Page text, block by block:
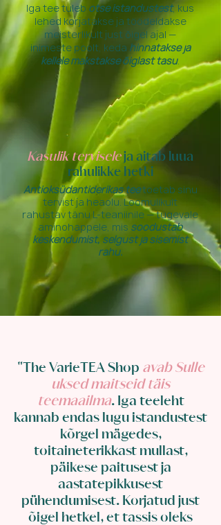
Iga tee tuleb otse istandustest, kus
lehed korjatakse ja töödeldakse
meisterlikult just õigel ajal —
inimeste poolt, keda hinnatakse ja
kellele makstakse õiglast tasu.
Kasulik terviseleja aitab luua
rahulikke hetki
Antioksüdantiderikas teetoetab sinu
tervist ja heaolu. Loomulikult
rahustav tänu L-teaniinile — tugevale
aminohappele, mis soodustab
keskendumist, selgust ja sisemist
rahu.
"The VarieTEA Shop avab Sulle
uksed maitseid täis
teemaailma. Iga teeleht
kannab endas lugu istandustest
kõrgel mägedes,
toitaineterikkast mullast,
päikese paitusest ja
aastatepikkusest
pühendumisest. Korjatud just
õigel hetkel, et tassis oleks